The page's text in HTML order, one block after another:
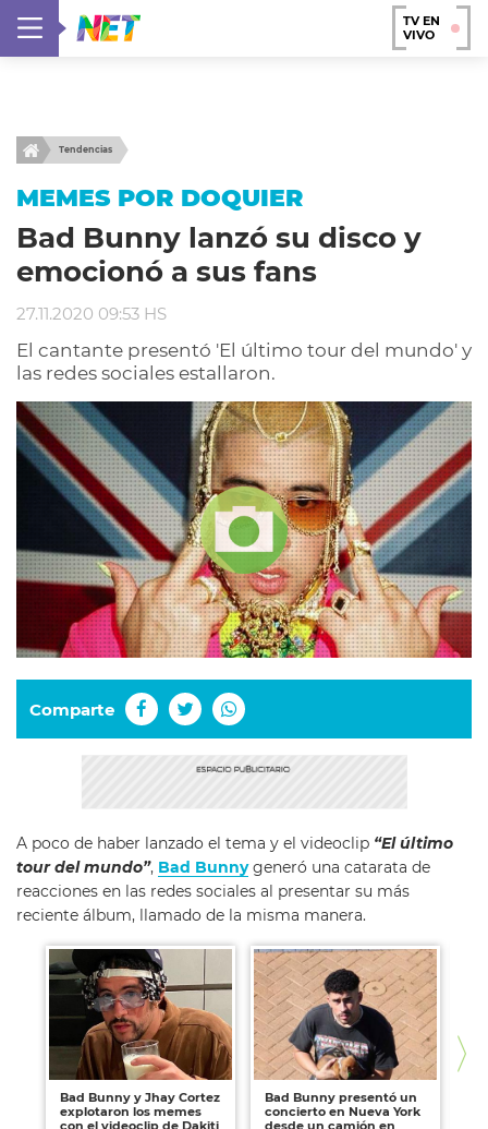
TV EN
VIVO
Tendencias
MEMES POR DOQUIER
Bad Bunny lanzó su disco y
emocionó a sus fans
27.11.2020 09:53 HS
El cantante presentó 'El último tour del mundo' y
las redes sociales estallaron.
Comparte
A poco de haber lanzado el tema y el videoclip “El último
tour del mundo”, Bad Bunnygeneró una catarata de
reacciones en las redes sociales al presentar su más
reciente álbum, llamado de la misma manera.
Bad Bunny y Jhay Cortez
explotaron los memes
con el videoclip de Dakiti
Bad Bunny presentó un
concierto en Nueva York
desde un camión en